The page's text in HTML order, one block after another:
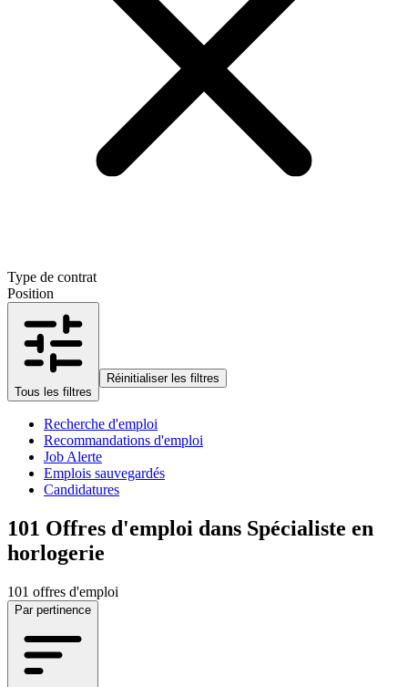
Type de contrat
Position
Tous les filtres
Réinitialiser les filtres
Recherche d'emploi
Recommandations d'emploi
Job Alerte
Emplois sauvegardés
Candidatures
101 Offres d'emploi dans Spécialiste en
horlogerie
101 offres d'emploi
Par pertinence